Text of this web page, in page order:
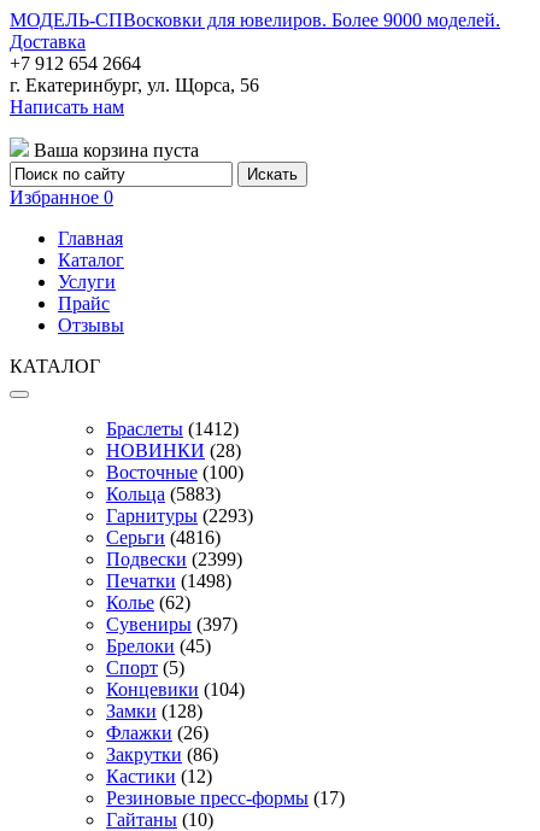
МОДЕЛЬ-СПВосковки для ювелиров. Более 9000 моделей.
Доставка
+7 912 654 2664
г. Екатеринбург, ул. Щорса, 56
Написать нам
Ваша корзина пуста
Избранное 0
Главная
Каталог
Услуги
Прайс
Отзывы
КАТАЛОГ
Браслеты (1412)
НОВИНКИ (28)
Восточные (100)
Кольца (5883)
Гарнитуры (2293)
Серьги (4816)
Подвески (2399)
Печатки (1498)
Колье (62)
Сувениры (397)
Брелоки (45)
Спорт (5)
Концевики (104)
Замки (128)
Флажки (26)
Закрутки (86)
Кастики (12)
Резиновые пресс-формы (17)
Гайтаны (10)